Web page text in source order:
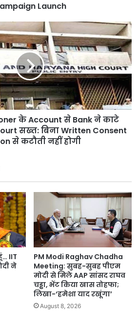
Launch
के Account से Bank ने काटे
सख्त: बिना Written Consent
से कटौती नहीं होगी
IIT
ने
PM Modi Raghav Chadha
Meeting: सुबह-सुबह पीएम
मोदी से मिले AAP सांसद राघव
चड्ढा, भेंट किया खास तोहफा;
लिखा-‘हमेशा याद रखूंगा’
August 8, 2026